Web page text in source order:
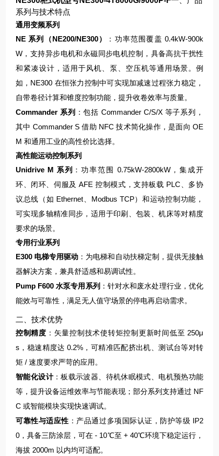
系列与技术特点
通用变频系列
NE 系列（NE200/NE300）
：功率范围覆盖 0.4kW-900k
W，支持异步电机和永磁同步电机控制，具备高抗干扰性
和紧凑设计，适用于风机、泵、空压机等通用场景。例
如，NE300 在恒张力控制中可实现加减速过程张力稳定，
自带卷径计算和锥度控制功能，提升收卷效率与质量。
Commander 系列 ：包括 Commander C/S/X 等子系列，
其中 Commander S 借助 NFC 技术简化操作，是面向 OE
M 和通用工业的高性价比选择。
高性能运动控制系列
Unidrive M 系列 ：功率范围 0.75kW-2800kW，集成开
环、闭环、伺服及 AFE 控制模式，支持板载 PLC、多协
议总线（如 Ethernet、Modbus TCP）和运动控制功能，
可实现多轴精准同步，适用于印刷、包装、机床等对精度
要求的场景。
专用行业系列
E300 电梯专用驱动 ：为电梯和自动扶梯定制，提供无接触
器解决方案，兼具舒适感和易调试性。
Pump F600 水泵专用系列 ：针对水和废水处理行业，优化
能效与可靠性，满足无人值守场景的停电再启动需求。
二、技术优势
控制精度 ：矢量控制技术使转矩控制更新时间低至 250μ
s，稳速精度达 0.2%，可精准匹配挤出机、测试台等对转
矩 / 速度要求严苛的应用。
智能化设计：板载示波器、待机休眠模式、电机预热功能
等，提升设备运维效率与节能表现；部分系列支持通过 NF
C 或智能模块实现快速调试。
可靠性与适应性 ：产品通过多项国际认证，防护等级 IP2
0，具备三防涂层，可在 - 10℃至 + 40℃环境下稳定运行，
海拔 2000m 以内均可适配。